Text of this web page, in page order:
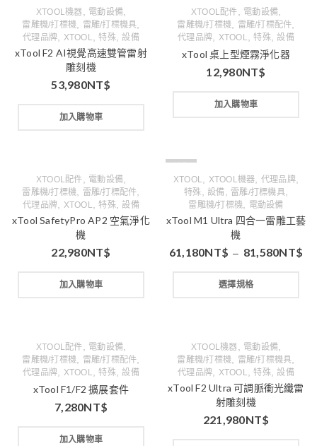
XTOOL機器 電動設備
雷雕機/打標機 雷雕/打標機具
代理品牌 XTOOL ,特殊, 設備
xTool F2 AI視覺高速雙管雷射
雕刻機
53,980NT$
加入購物車
XTOOL配件 電動設備
雷雕機/打標機 雷雕/打標配件
代理品牌 XTOOL ,特殊, 設備
xTool 桌上型煙霧淨化器
12,980NT$
加入購物車
XTOOL配件 電動設備
雷雕機/打標機 雷雕/打標配件
代理品牌 XTOOL ,特殊, 設備
xTool SafetyPro AP2 空氣淨化
機
22,980NT$
加入購物車
XTOOL XTOOL機器 代理品牌,
特殊 設備 雷雕/打標機具,
雷雕機/打標機 電動設備
xTool M1 Ultra 四合一雷雕工藝
機
61,180NT$ – 81,580NT$
選擇規格
XTOOL配件 電動設備
雷雕機/打標機 雷雕/打標配件
代理品牌 XTOOL ,特殊, 設備
xTool F1/F2 擴展套件
7,280NT$
加入購物車
XTOOL機器 電動設備
雷雕機/打標機 雷雕/打標機具
代理品牌 XTOOL ,特殊, 設備
xTool F2 Ultra 可調脈衝光纖雷
射雕刻機
221,980NT$